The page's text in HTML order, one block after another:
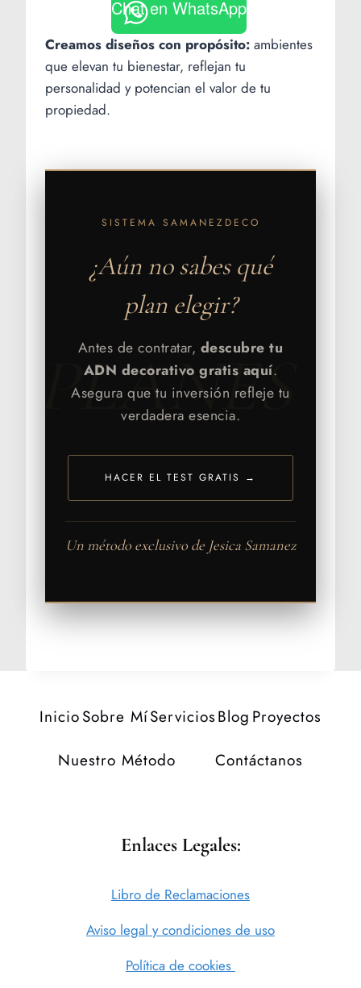
Chat en WhatsApp
Creamos diseños con propósito: ambientes
que elevan tu bienestar, reflejan tu
personalidad y potencian el valor de tu
propiedad.
SISTEMA SAMANEZDECO
PLANES
¿Aún no sabes qué
plan elegir?
Antes de contratar, descubre tu
ADN decorativo gratis aquí.
Asegura que tu inversión refleje tu
verdadera esencia.
HACER EL TEST GRATIS →
Un método exclusivo de Jesica Samanez
InicioSobre MíServiciosBlog Proyectos
Nuestro Método
Contáctanos
Enlaces Legales:
Libro de Reclamaciones
Aviso legal y condiciones de uso
Política de cookies